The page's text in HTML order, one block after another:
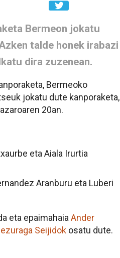
Bermeon jokatu
talde honek irabazi
dira zuzenean.
Bermeoko
jokatu dute kanporaketa,
20an.
eta Aiala Irurtia
Aranburu eta Luberi
eta epaimahaia Ander
Seijidok osatu dute.